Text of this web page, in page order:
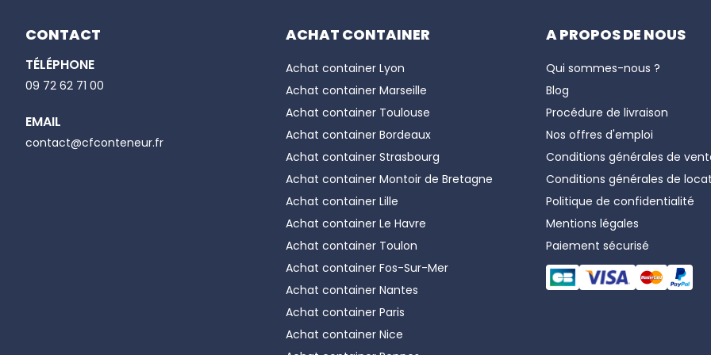
Le module de bungalow de chantier a été pensé pour offrir le
d'une porte.
Concernant les équipements, la cabane de chantier dispose
hiver si un chauffage électrique est installé, de plusieurs prises
pouvez ensuite choisir un mobilier sur mesure pour aménager
plusieurs services. Tout est réalisable pour créer un
Disposition et installation des unités sur un site
Les bungalows peuvent se superposer sur 3 niveaux, bien souvent
limité.
Le prix des bungalows de chantier est avantageux grâce à un
Des unités supplémentaires peuvent être installées en
Bureaux modulaires
CONTACT
TÉLÉPHONE
Email
09 72 62 71 00
EMAIL
Phone number
contact@cfconteneur.fr
ACHAT CONTAINER
Achat container Lyon
Achat container Marseille
Achat container Toulouse
Achat container Bordeaux
Achat container Strasbourg
Achat container Montoir de Bretagne
Achat container Lille
Achat container Le Havre
Achat container Toulon
Achat container Fos-Sur-Mer
Achat container Nantes
Achat container Paris
Achat container Nice
A PROPOS DE NOUS
Qui sommes-nous ?
Blog
Procédure de livraison
Nos offres d'emploi
Conditions générales de
Conditions générales de
Politique de confidentialité
Mentions légales
Paiement sécurisé